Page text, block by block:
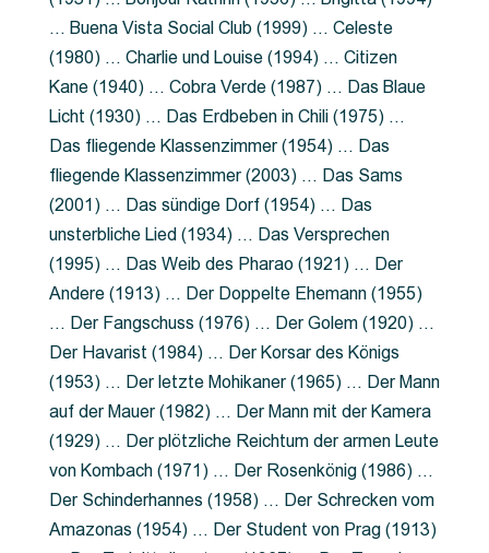
… Buena Vista Social Club (1999) … Celeste
(1980) … Charlie und Louise (1994) … Citizen
Kane (1940) … Cobra Verde (1987) … Das Blaue
Licht (1930) … Das Erdbeben in Chili (1975) …
Das fliegende Klassenzimmer (1954) … Das
fliegende Klassenzimmer (2003) … Das Sams
(2001) … Das sündige Dorf (1954) … Das
unsterbliche Lied (1934) … Das Versprechen
(1995) … Das Weib des Pharao (1921) … Der
Andere (1913) … Der Doppelte Ehemann (1955)
… Der Fangschuss (1976) … Der Golem (1920) …
Der Havarist (1984) … Der Korsar des Königs
(1953) … Der letzte Mohikaner (1965) … Der Mann
auf der Mauer (1982) … Der Mann mit der Kamera
(1929) … Der plötzliche Reichtum der armen Leute
von Kombach (1971) … Der Rosenkönig (1986) …
Der Schinderhannes (1958) … Der Schrecken vom
Amazonas (1954) … Der Student von Prag (1913)